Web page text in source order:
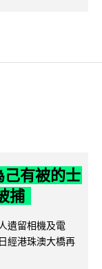
己有被的士
捕
遺留相機及電
經港珠澳大橋再